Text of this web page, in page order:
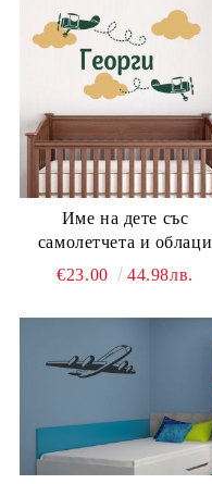
Име на дете със
самолетчета и облаци
€23.00
44.98лв.